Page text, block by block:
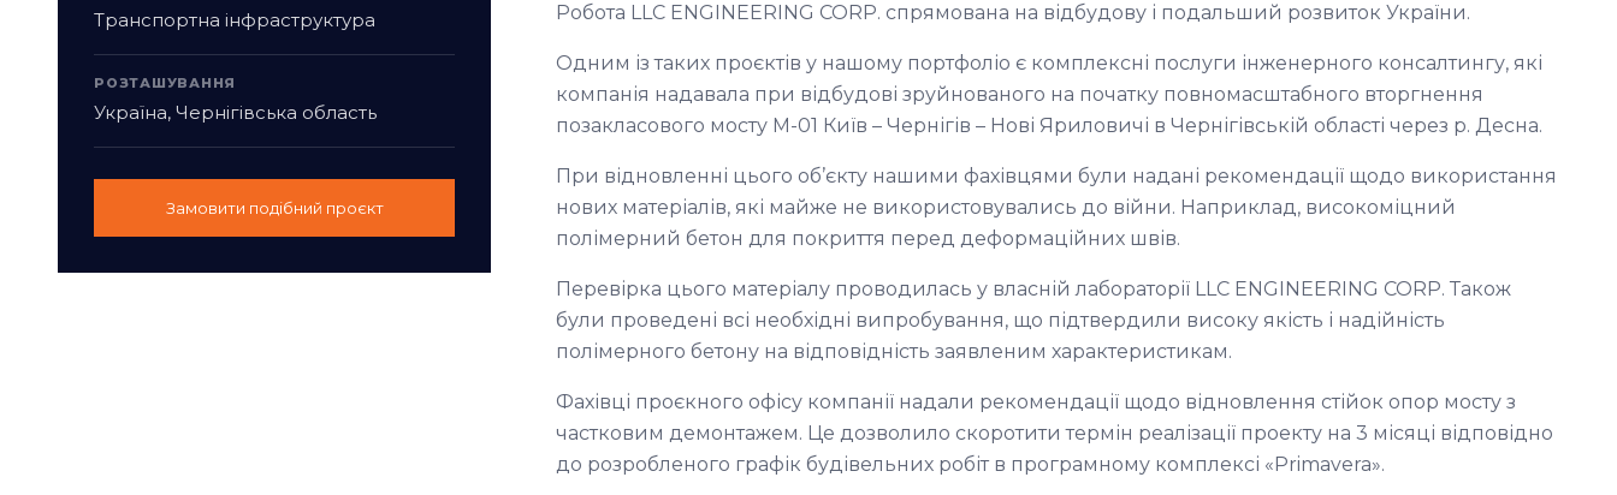
Транспортна інфраструктура
РОЗТАШУВАННЯ
Україна, Чернігівська область
Замовити подібний проєкт
Робота LLC ENGINEERING CORP. спрямована на відбудову і подальший розвиток України.
Одним із таких проєктів у нашому портфоліо є комплексні послуги інженерного консалтингу, які
компанія надавала при відбудові зруйнованого на початку повномасштабного вторгнення
позакласового мосту М-01 Київ – Чернігів – Нові Яриловичі в Чернігівській області через р. Десна.
При відновленні цього об’єкту нашими фахівцями були надані рекомендації щодо використання
нових матеріалів, які майже не використовувались до війни. Наприклад, високоміцний
полімерний бетон для покриття перед деформаційних швів.
Перевірка цього матеріалу проводилась у власній лабораторії LLC ENGINEERING CORP. Також
були проведені всі необхідні випробування, що підтвердили високу якість і надійність
полімерного бетону на відповідність заявленим характеристикам.
Фахівці проєкного офісу компанії надали рекомендації щодо відновлення стійок опор мосту з
частковим демонтажем. Це дозволило скоротити термін реалізації проекту на 3 місяці відповідно
до розробленого графік будівельних робіт в програмному комплексі «Primavera».